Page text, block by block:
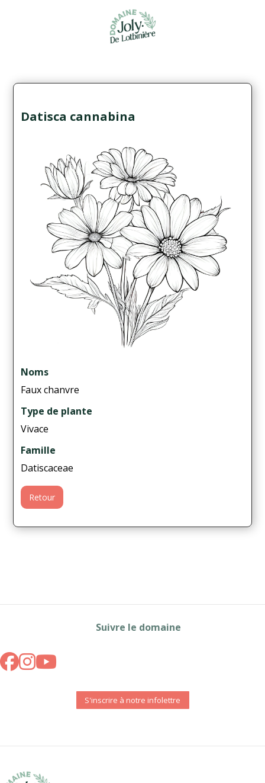
Datisca cannabina
Noms
Faux chanvre
Type de plante
Vivace
Famille
Datiscaceae
Retour
Suivre le domaine
S'inscrire à notre infolettre